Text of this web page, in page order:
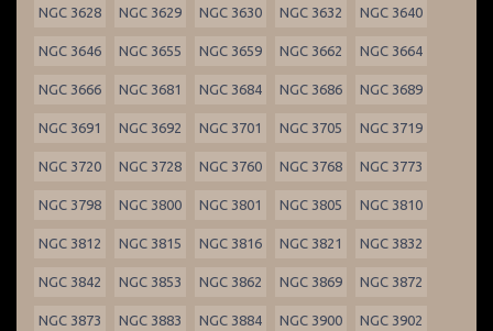
NGC 3628 NGC 3629 NGC 3630 NGC 3632 NGC 3640
NGC 3646 NGC 3655 NGC 3659 NGC 3662 NGC 3664
NGC 3666 NGC 3681 NGC 3684 NGC 3686 NGC 3689
NGC 3691 NGC 3692 NGC 3701 NGC 3705 NGC 3719
NGC 3720 NGC 3728 NGC 3760 NGC 3768 NGC 3773
NGC 3798 NGC 3800 NGC 3801 NGC 3805 NGC 3810
NGC 3812 NGC 3815 NGC 3816 NGC 3821 NGC 3832
NGC 3842 NGC 3853 NGC 3862 NGC 3869 NGC 3872
NGC 3873 NGC 3883 NGC 3884 NGC 3900 NGC 3902